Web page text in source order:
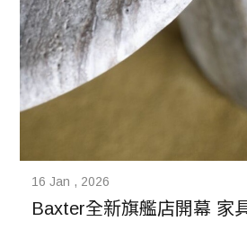
16 Jan , 2026
Baxter全新旗艦店開幕 家